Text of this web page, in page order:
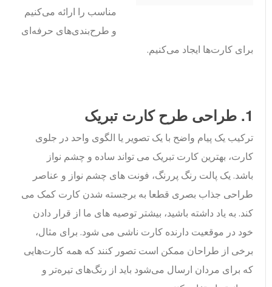
مناسب را ارائه می‌کنیم
و طرح‌بندی‌های حرفه‌ای
برای کارت‌ها ایجاد می‌کنیم.
ترکیب یک پیام واضح با یک تصویر یا الگوی واحد در جلوی
کارت، بهترین کارت تبریک می تواند ساده و چشم نواز
باشد. یک پالت رنگ پررنگ، فونت های چشم نواز و عناصر
طراحی جذاب بصری قطعا به برجسته شدن کارت کمک می
کند. به یاد داشته باشید، بیشتر توصیه های ما از قرار دادن
خود در موقعیت دارنده کارت ناشی می شود. برای مثال،
برخی از طراحان ممکن است تصور کنند که همه کارت‌هایی
که برای مردان ارسال می‌شود باید از رنگ‌های تیره‌تر و